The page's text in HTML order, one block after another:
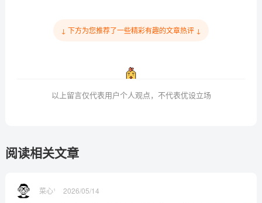
↓ 下方为您推荐了一些精彩有趣的文章热评 ↓
以上留言仅代表用户个人观点，不代表优设立场
阅读相关文章
菜心¹ 2026/05/14